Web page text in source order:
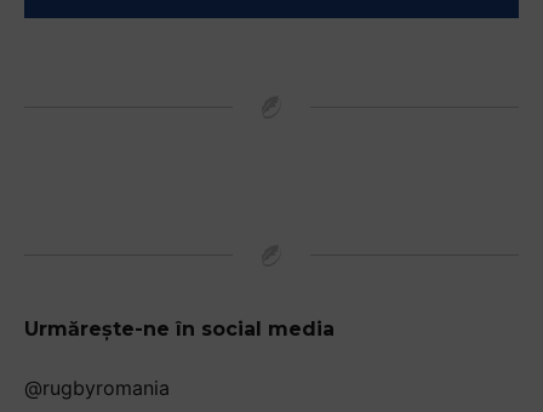
Urmărește-ne în social media
@rugbyromania